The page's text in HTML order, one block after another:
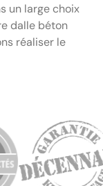
un large choix
dalle béton
réaliser le